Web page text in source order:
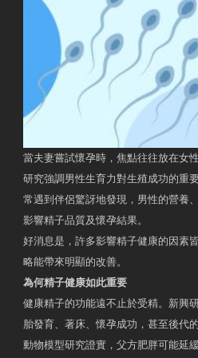
當夫妻嘗試懷孕時，焦點往往放在女
研究強調男性生育力對生殖成功的重
常遇到伴侶驚訝地發現，男性的營養
影響精子品質及懷孕結果。
好消息是，許多影響精子健康的因素
略能帶來明顯的改善。
為何精子健康如此重要
健康精子的功能遠不止於受精。新興
胎發育、著床、懷孕成功，甚至後代
動物模型研究證實，父方肥胖可能延